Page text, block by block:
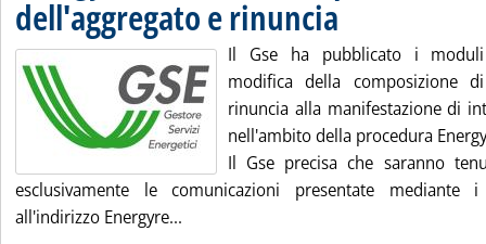
dell'aggregato e rinuncia
Il Gse ha pubblicato i
modifica della composizione
rinuncia alla manifestazione di
nell'ambito della procedura
Il Gse precisa che saranno
esclusivamente le comunicazioni presentate
all'indirizzo Energyre...